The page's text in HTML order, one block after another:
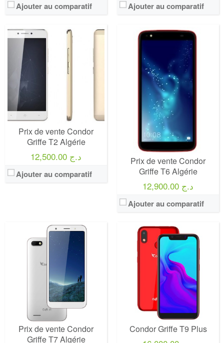
Ajouter au comparatif Ajouter au comparatif
Prix de vente Condor
Griffe T2 Algérie
12,500.00 د.ج
Ajouter au comparatif
Prix de vente Condor
Griffe T6 Algérie
12,900.00 د.ج
Ajouter au comparatif
Prix de vente Condor
Griffe T7 Algérie
Condor Griffe T9 Plus